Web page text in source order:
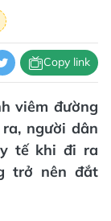
Copy link
viêm đường
người dân
tế khi đi ra
trở nên đắt